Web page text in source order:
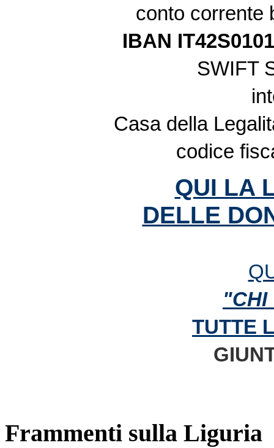
conto corrente
IBAN
SWIFT
Casa della
codice
QUI LA
DELLE
"CHI
TUTTE
Frammenti sulla Liguria